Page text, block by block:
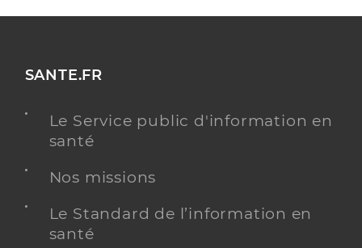
SANTE.FR
Le Service public d'information en
santé
Nos missions
Le Standard de l’information en
santé